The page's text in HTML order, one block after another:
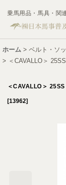
乗馬用品・馬具・関
ホーム > ベルト・ソ
> ＜CAVALLO＞
＜CAVALLO＞
[13962]